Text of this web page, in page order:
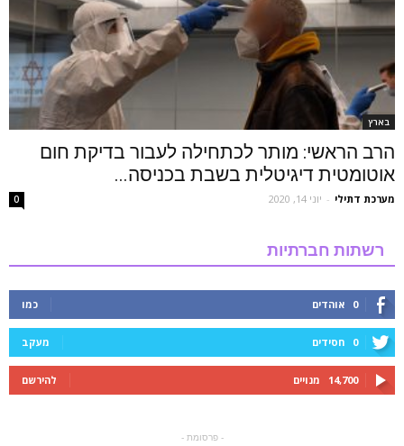
בארץ
הרב הראשי: מותר לכתחילה לעבור בדיקת חום
אוטומטית דיגיטלית בשבת בכניסה...
מערכת דתילי - יוני 14, 2020 0
רשתות חברתיות
0 אוהדים כמו
0 חסידים מעקב
14,700 מנויים להירשם
- פרסומת -